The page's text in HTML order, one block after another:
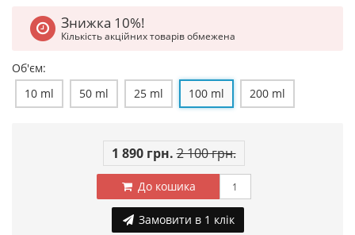
Знижка 10%!
Кількість акційних товарів обмежена
Об'єм:
10 ml
50 ml 25 ml 100 ml 200 ml
1 890 грн. 2 100 грн.
До кошика
Замовити в 1 клік